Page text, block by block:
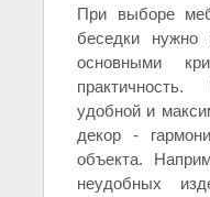
При выборе
беседки нужно
основными
удобной и
декор -
объекта.
неудобных